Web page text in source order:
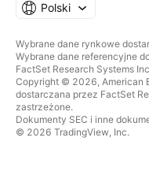
Polski
Wybrane dane rynkowe
Wybrane dane referencyjne
FactSet Research Systems
Copyright © 2026, American
dostarczana przez FactSet
zastrzeżone.
Dokumenty SEC i inne
© 2026 TradingView, Inc.